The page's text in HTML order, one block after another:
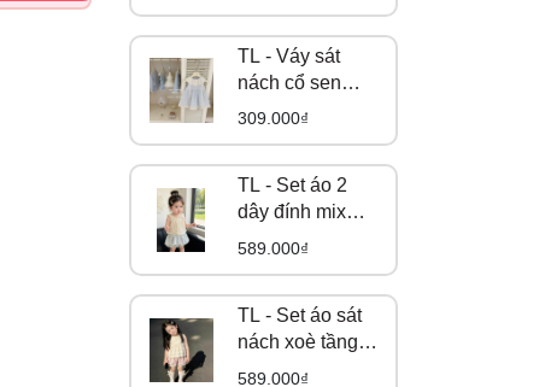
TL - Váy sát
nách cổ sen
xanh dương
130)
309.000₫
TL - Set áo 2
dây đính mix
short bí xanh
589.000₫
TL - Set áo sát
nách xoè tầng
mix short bí
589.000₫